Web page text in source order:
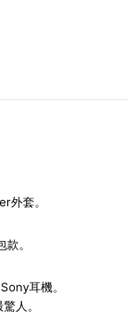
套。
。
耳機。
人。